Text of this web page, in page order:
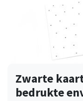
Zwarte
bedrukte